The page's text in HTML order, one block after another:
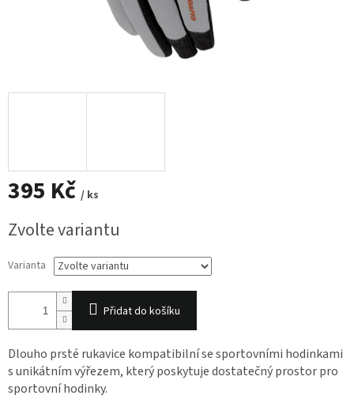
395 Kč / ks
cena:
Zvolte variantu
Varianta
Přidat do košíku
Dlouho prsté rukavice kompatibilní se sportovními hodinkami
s unikátním výřezem, který poskytuje dostatečný prostor pro
sportovní hodinky.